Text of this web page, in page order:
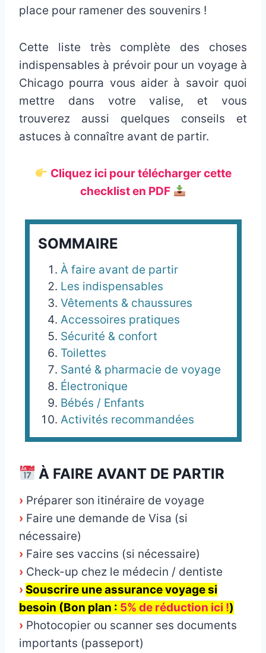
place pour ramener des souvenirs !
Cette liste très complète des choses
indispensables à prévoir pour un voyage à
Chicago pourra vous aider à savoir quoi
mettre dans votre valise, et vous
trouverez aussi quelques conseils et
astuces à connaître avant de partir.
Cliquez ici pour télécharger cette
checklist en PDF
SOMMAIRE
À faire avant de partir
Les indispensables
Vêtements & chaussures
Accessoires pratiques
Sécurité & confort
Toilettes
Santé & pharmacie de voyage
Électronique
Bébés / Enfants
Activités recommandées
À FAIRE AVANT DE PARTIR
› Préparer son itinéraire de voyage
› Faire une demande de Visa (si
nécessaire)
› Faire ses vaccins (si nécessaire)
› Check-up chez le médecin / dentiste
› Souscrire une assurance voyage si
besoin (Bon plan : 5% de réduction ici !)
› Photocopier ou scanner ses documents
importants (passeport)